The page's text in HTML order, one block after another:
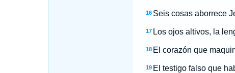
16 Seis cosas aborrece
17 Los ojos altivos, la
18 El corazón que
19 El testigo falso que